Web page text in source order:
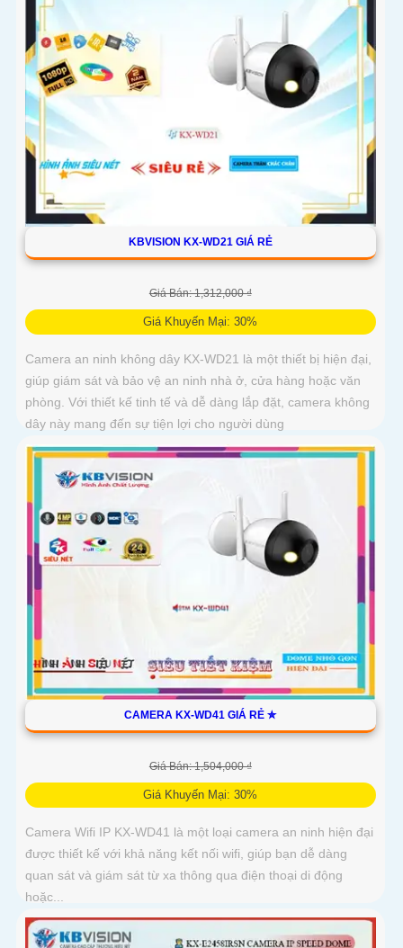
KBVISION KX-WD21 GIÁ RẺ
Giá Bán: 1,312,000 ₫
Giá Khuyến Mại: 30%
Camera an ninh không dây KX-WD21 là một thiết bị hiện đại,
giúp giám sát và bảo vệ an ninh nhà ở, cửa hàng hoặc văn
phòng. Với thiết kế tinh tế và dễ dàng lắp đặt, camera không
dây này mang đến sự tiện lợi cho người dùng
CAMERA KX-WD41 GIÁ RẺ ✮
Giá Bán: 1,504,000 ₫
Giá Khuyến Mại: 30%
Camera Wifi IP KX-WD41 là một loại camera an ninh hiện đại
được thiết kế với khả năng kết nối wifi, giúp bạn dễ dàng
quan sát và giám sát từ xa thông qua điện thoại di động
hoặc...